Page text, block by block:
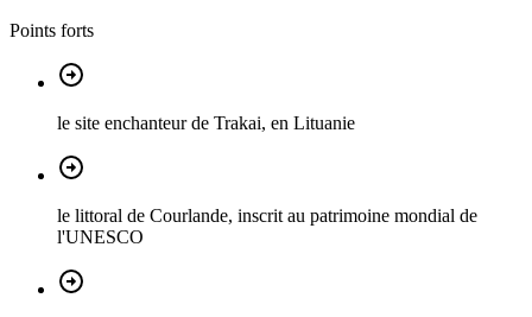
Points forts
le site enchanteur de Trakai, en Lituanie
le littoral de Courlande, inscrit au patrimoine mondial de
l'UNESCO